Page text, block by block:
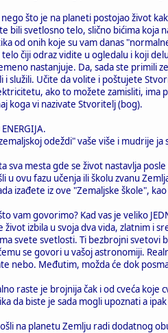
što je na planeti postojao život
bili svetlosno telo, slično bićima
od onih koje su vam danas
čiji odraz vidite u ogledalu i koji
nastanjuje. Da, sada ste primili
služili. Učite da volite i poštujete
ako to možete zamisliti, ima
koga vi nazivate Stvoritelj (bog).
odeždi" vaše više i mudrije
sva mesta gde se život nastavlja
u ovu fazu učenja ili školu zvanu
izađete iz ove "Zemaljske škole",
vam govorimo? Kad vas je veliko
izbila u svoja dva vida, zlatnim i
svete svetlosti. Ti bezbrojni svetovi
se govori u vašoj astronomiji.
nebo. Međutim, možda će dok
raste je brojnija čak i od cveća
da biste je sada mogli upoznati a
na planetu Zemlju radi dodatnog